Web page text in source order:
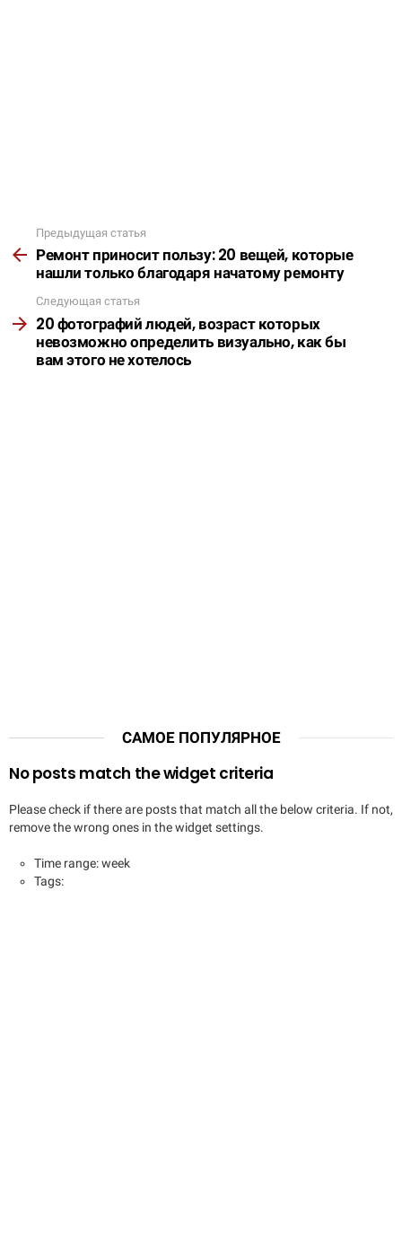
Подробнее
Предыдущая статья
Ремонт приносит пользу: 20 вещей, которые
нашли только благодаря начатому ремонту
Следующая статья
20 фотографий людей, возраст которых
невозможно определить визуально, как бы
вам этого не хотелось
САМОЕ ПОПУЛЯРНОЕ
No posts match the widget criteria
Please check if there are posts that match all the below criteria. If not,
remove the wrong ones in the widget settings.
Time range: week
Tags: